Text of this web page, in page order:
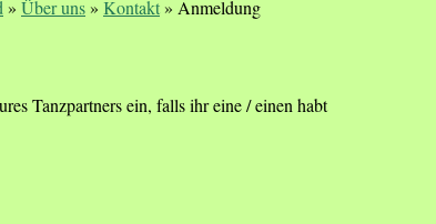
» Über uns» Kontakt» Anmeldung
Tanzpartners ein, falls ihr eine / einen habt